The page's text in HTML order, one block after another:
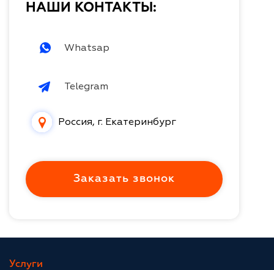
НАШИ КОНТАКТЫ:
Whatsap
Telegram
Россия, г. Екатеринбург
Заказать звонок
Услуги